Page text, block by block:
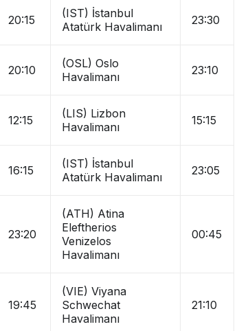
20:15
(IST) İstanbul
Atatürk Havalimanı
23:30
20:10
(OSL) Oslo
Havalimanı
23:10
12:15
(LIS) Lizbon
Havalimanı
15:15
16:15
(IST) İstanbul
Atatürk Havalimanı
23:05
23:20
(ATH) Atina
Eleftherios
Venizelos
Havalimanı
00:45
19:45
(VIE) Viyana
Schwechat
Havalimanı
21:10